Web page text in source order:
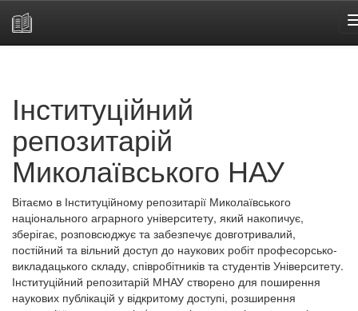
Інституційний
репозитарій
Миколаївського НАУ
Вітаємо в Інституційному репозитарії Миколаївського
національного аграрного університету, який накопичує,
зберігає, розповсюджує та забезпечує довготривалий,
постійний та вільний доступ до наукових робіт професорсько-
викладацького складу, співробітників та студентів Університету.
Інституційний репозитарій МНАУ створено для поширення
наукових публікацій у відкритому доступі, розширення